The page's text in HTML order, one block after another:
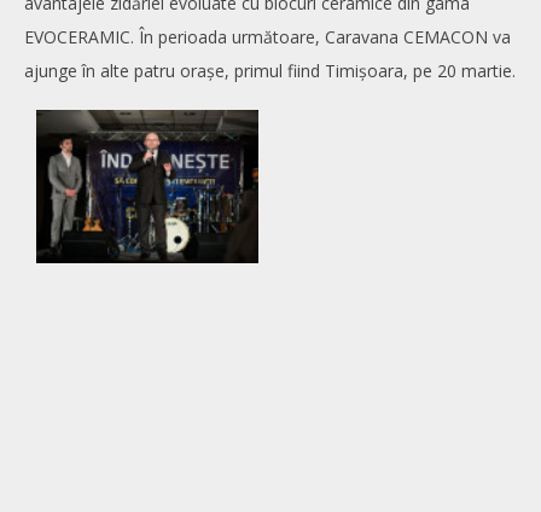
EVOCERAMIC. În perioada următoare, Caravana CEMACON va
ajunge în alte patru orașe, primul fiind Timișoara, pe 20 martie.